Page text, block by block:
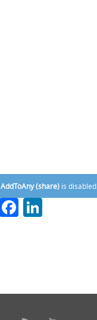
AddToAny (share) is disabled.
Facebook